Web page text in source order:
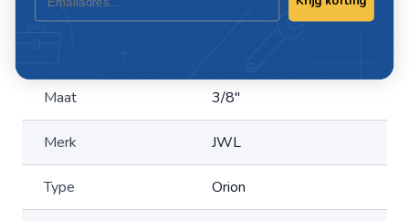
Breedte: 16 mm Sleutelwijdte: 14 mm Gewicht: 30 gram
Profiel: ORION
Specificaties
Maat 3/8"
Merk JWL
Type Orion